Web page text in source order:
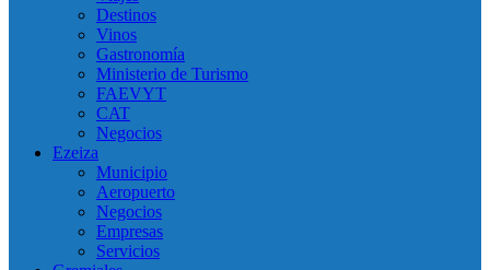
Destinos
Vinos
Gastronomía
Ministerio de Turismo
FAEVYT
CAT
Negocios
Ezeiza
Municipio
Aeropuerto
Negocios
Empresas
Servicios